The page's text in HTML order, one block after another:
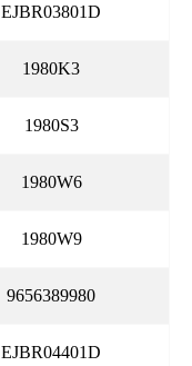
EJBR03801D
1980K3
1980S3
1980W6
1980W9
9656389980
EJBR04401D